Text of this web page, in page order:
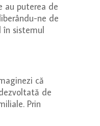
au puterea de
ne de
în sistemul
că
de
Prin